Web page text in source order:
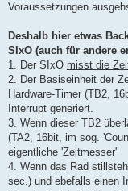
Voraussetzungen
Deshalb hier etwas
SIxO (auch für andere
1. Der SIxO misst die
2. Der Basiseinheit der
Hardware-Timer (TB2,
Interrupt generiert.
3. Wenn dieser TB2
(TA2, 16bit, im sog.
eigentliche 'Zeitmesser'
4. Wenn das Rad
sec.) und ebefalls einen